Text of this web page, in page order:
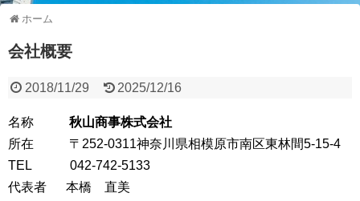
ホーム
会社概要
2018/11/29 2025/12/16
名称 秋山商事株式会社
所在 〒252-0311神奈川県相模原市南区東林間5-15-4
TEL 042-742-5133
代表者 本橋 直美